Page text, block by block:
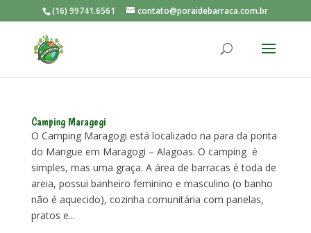
(16) 99741.6561 contato@poraidebarraca.com.br
Camping Maragogi
O Camping Maragogi está localizado na para da ponta
do Mangue em Maragogi – Alagoas. O camping é
simples, mas uma graça. A área de barracas é toda de
areia, possui banheiro feminino e masculino (o banho
não é aquecido), cozinha comunitária com panelas,
pratos e...